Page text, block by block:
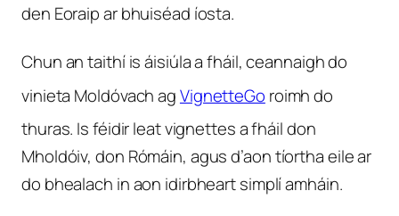
den Eoraip ar bhuiséad íosta.
Chun an taithí is áisiúla a fháil, ceannaigh do
vinieta Moldóvach agVignetteGo roimh do
thuras. Is féidir leat vignettes a fháil don
Mholdóiv, don Rómáin, agus d’aon tíortha eile ar
do bhealach in aon idirbheart simplí amháin.